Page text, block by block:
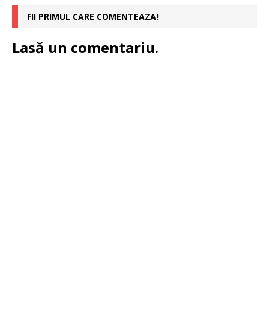
FII PRIMUL CARE COMENTEAZA!
Lasă un comentariu.